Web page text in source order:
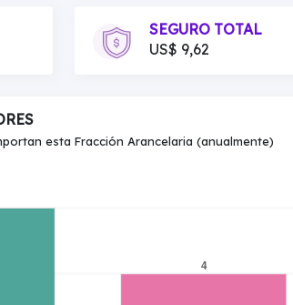
SEGURO TOTAL
US$ 9,62
esta Fracción Arancelaria (anualmente)